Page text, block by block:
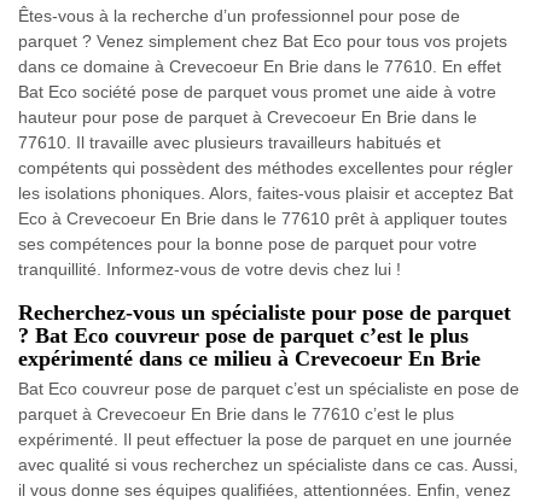
Êtes-vous à la recherche d’un professionnel pour pose de
parquet ? Venez simplement chez Bat Eco pour tous vos projets
dans ce domaine à Crevecoeur En Brie dans le 77610. En effet
Bat Eco société pose de parquet vous promet une aide à votre
hauteur pour pose de parquet à Crevecoeur En Brie dans le
77610. Il travaille avec plusieurs travailleurs habitués et
compétents qui possèdent des méthodes excellentes pour régler
les isolations phoniques. Alors, faites-vous plaisir et acceptez Bat
Eco à Crevecoeur En Brie dans le 77610 prêt à appliquer toutes
ses compétences pour la bonne pose de parquet pour votre
tranquillité. Informez-vous de votre devis chez lui !
Recherchez-vous un spécialiste pour pose de parquet
? Bat Eco couvreur pose de parquet c’est le plus
expérimenté dans ce milieu à Crevecoeur En Brie
Bat Eco couvreur pose de parquet c’est un spécialiste en pose de
parquet à Crevecoeur En Brie dans le 77610 c’est le plus
expérimenté. Il peut effectuer la pose de parquet en une journée
avec qualité si vous recherchez un spécialiste dans ce cas. Aussi,
il vous donne ses équipes qualifiées, attentionnées. Enfin, venez